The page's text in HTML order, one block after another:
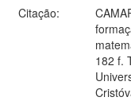
Citação:
182 f.